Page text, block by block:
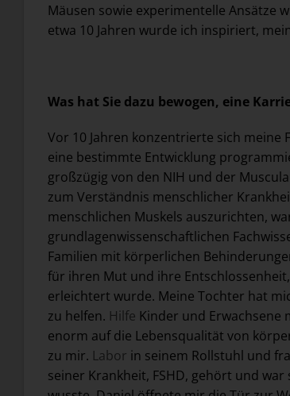
Mäusen sowie experimentelle Ansätze
etwa 10 Jahren wurde ich inspiriert,
Was hat Sie dazu bewogen, eine
Vor 10 Jahren konzentrierte sich
eine bestimmte Entwicklung
großzügig von den NIH und der
zum Verständnis menschlicher
menschlichen Muskels auszurichten,
grundlagenwissenschaftlichen
Familien mit körperlichen
für ihren Mut und ihre
erleichtert wurde. Meine Tochter hat
zu helfen. Hilfe Kinder und
enorm auf die Lebensqualität von
zu mir. Labor in seinem Rollstuhl und
seiner Krankheit, FSHD, gehört und